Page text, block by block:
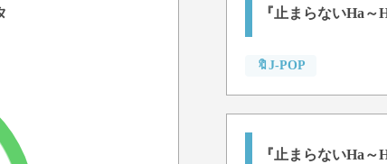
『止まらないHa
🔖J-POP
『止まらないHa